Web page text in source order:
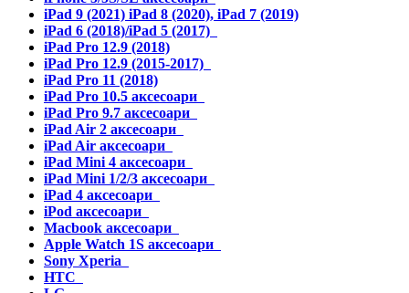
iPad 9 (2021) iPad 8 (2020), iPad 7 (2019)
iPad 6 (2018)/iPad 5 (2017)
iPad Pro 12.9 (2018)
iPad Pro 12.9 (2015-2017)
iPad Pro 11 (2018)
iPad Pro 10.5 аксесоари
iPad Pro 9.7 аксесоари
iPad Air 2 аксесоари
iPad Air аксесоари
iPad Mini 4 аксесоари
iPad Mini 1/2/3 аксесоари
iPad 4 аксесоари
iPod аксесоари
Macbook аксесоари
Apple Watch 1S аксесоари
Sony Xperia
HTC